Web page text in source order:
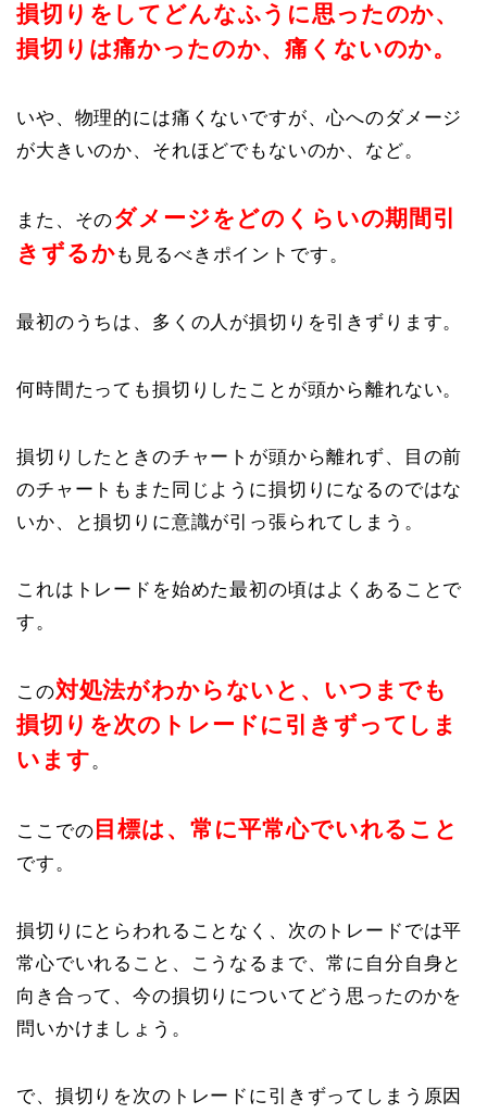
損切りをしてどんなふうに思ったのか、
損切りは痛かったのか、痛くないのか。
いや、物理的には痛くないですが、心へのダメージ
が大きいのか、それほどでもないのか、など。
また、そのダメージをどのくらいの期間引
きずるかも見るべきポイントです。
最初のうちは、多くの人が損切りを引きずります。
何時間たっても損切りしたことが頭から離れない。
損切りしたときのチャートが頭から離れず、目の前
のチャートもまた同じように損切りになるのではな
いか、と損切りに意識が引っ張られてしまう。
これはトレードを始めた最初の頃はよくあることで
す。
この対処法がわからないと、いつまでも
損切りを次のトレードに引きずってしま
います。
ここでの 目標は、常に平常心でいれること
です。
損切りにとらわれることなく、次のトレードでは平
常心でいれること、こうなるまで、常に自分自身と
向き合って、今の損切りについてどう思ったのかを
問いかけましょう。
で、損切りを次のトレードに引きずってしまう原因